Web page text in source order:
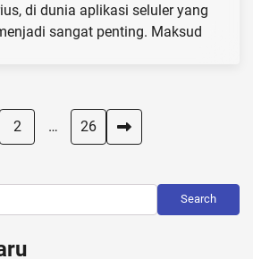
di dunia aplikasi seluler yang
sangat penting. Maksud
2 … 26
Search